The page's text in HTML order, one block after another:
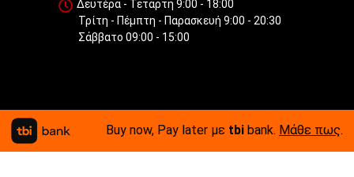
Δευτέρα - Τετάρτη 9:00 - 18:00
Τρίτη - Πέμπτη - Παρασκευή 9:00 - 20:30
Σάββατο 09:00 - 15:00
Buy now, Pay later με tbi bank. Μάθε πως.